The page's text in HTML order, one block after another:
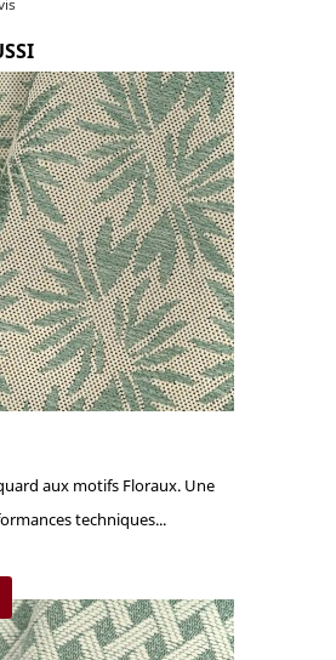
aux motifs Floraux. Une
techniques...